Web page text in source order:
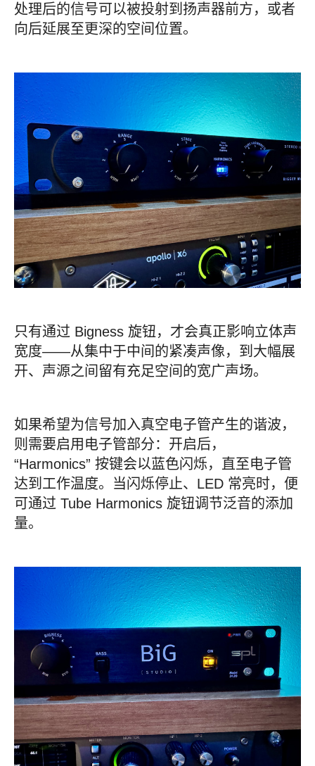
处理后的信号可以被投射到扬声器前方，或者
向后延展至更深的空间位置。
只有通过 Bigness 旋钮，才会真正影响立体声
宽度——从集中于中间的紧凑声像，到大幅展
开、声源之间留有充足空间的宽广声场。
如果希望为信号加入真空电子管产生的谐波，
则需要启用电子管部分：开启后，
“Harmonics” 按键会以蓝色闪烁，直至电子管
达到工作温度。当闪烁停止、LED 常亮时，便
可通过 Tube Harmonics 旋钮调节泛音的添加
量。